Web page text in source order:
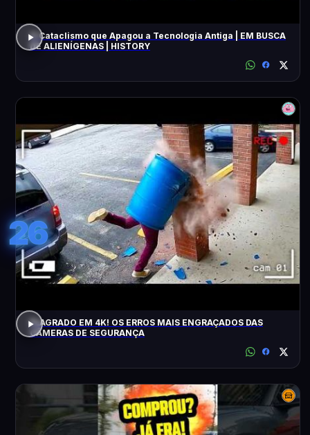
O Cataclismo que Apagou a Tecnologia Antiga | EM BUSCA
DE ALIENÍGENAS | HISTORY
26
FLAGRADO EM 4K! OS ERROS MAIS ENGRAÇADOS DAS
CÂMERAS DE SEGURANÇA